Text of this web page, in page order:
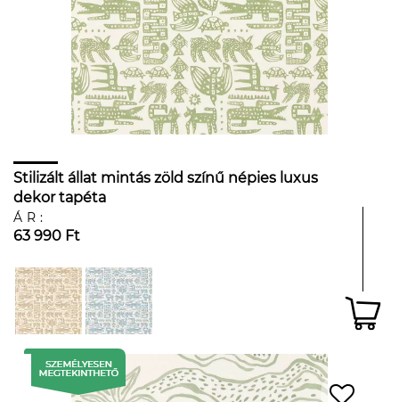
Stilizált állat mintás zöld színű népies luxus
dekor tapéta
ÁR:
63 990 Ft